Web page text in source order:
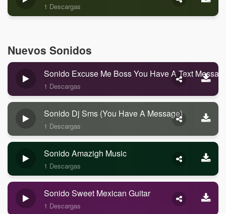
1 Descargas
Nuevos Sonidos
Sonido Excuse Me Boss You Have A Text
1 Descargas
Sonido Dj Sms (you Have A Message)
1 Descargas
Sonido Amazigh Music
1 Descargas
Sonido Sweet Mexican Guitar
1 Descargas